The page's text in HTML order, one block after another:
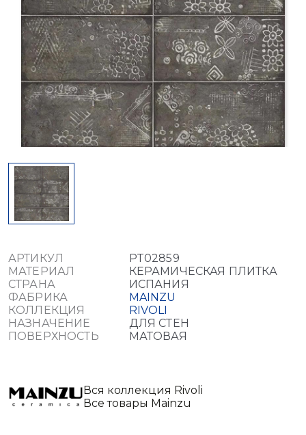
АРТИКУЛ
PT02859
МАТЕРИАЛ
КЕРАМИЧЕСКАЯ ПЛИТКА
СТРАНА
ИСПАНИЯ
ФАБРИКА
MAINZU
КОЛЛЕКЦИЯ
RIVOLI
НАЗНАЧЕНИЕ
ДЛЯ СТЕН
ПОВЕРХНОСТЬ
МАТОВАЯ
Вся коллекция Rivoli
Все товары Mainzu